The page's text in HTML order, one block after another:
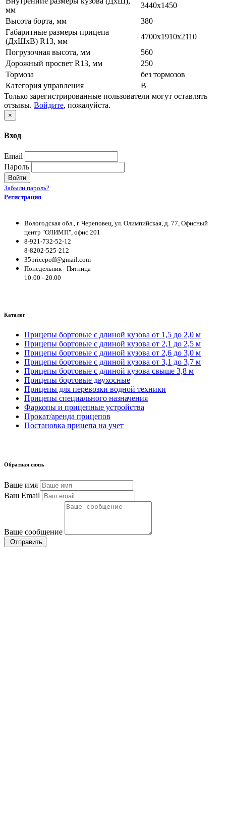
мм
3440х1450
Высота борта, мм
380
Габаритные размеры прицепа
(ДхШхВ) R13, мм
4700х1910х2110
Погрузочная высота, мм
560
Дорожный просвет R13, мм
250
Тормоза
без тормозов
Категория управления
B
Только зарегистрированные пользователи могут оставлять
отзывы. Войдите, пожалуйста.
×
Вход
Email
Пароль
Войти
Забыли пароль?
Регистрация
Вологодская обл., г. Череповец, ул. Олимпийская, д. 77, Офисный
центр "ОЛИМП", офис 201
8-921-732-52-12
8-8202-525-212
35pricepoff@gmail.com
Понедельник - Пятница
10:00 - 20.00
Каталог
Прицепы бортовые с длиной кузова от 1,5 до 2,0 м
Прицепы бортовые с длиной кузова от 2,1 до 2,5 м
Прицепы бортовые с длиной кузова от 2,6 до 3,0 м
Прицепы бортовые с длиной кузова от 3,1 до 3,7 м
Прицепы бортовые с длиной кузова свыше 3,8 м
Прицепы бортовые двухосные
Прицепы для перевозки водной техники
Прицепы специального назначения
Фаркопы и прицепные устройства
Прокат/аренда прицепов
Постановка прицепа на учет
Обратная связь
Ваше имя
Ваш Email
Ваше сообщение
Отправить